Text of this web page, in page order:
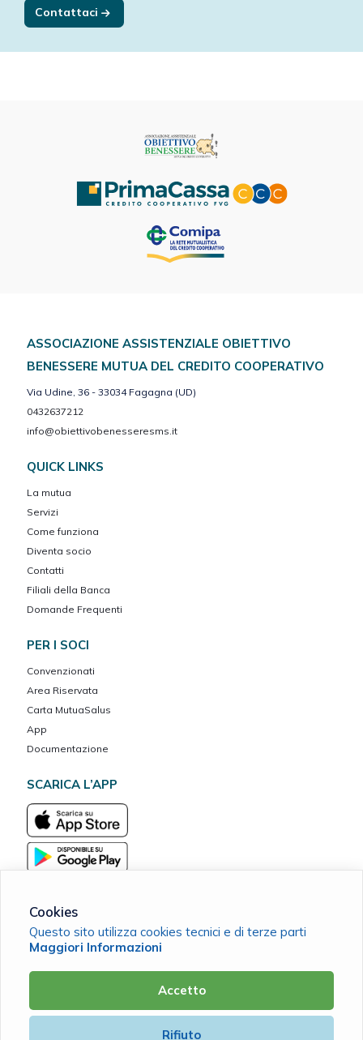
Contattaci
ASSOCIAZIONE ASSISTENZIALE OBIETTIVO
BENESSERE MUTUA DEL CREDITO COOPERATIVO
Via Udine, 36 - 33034 Fagagna (UD)
0432637212
info@obiettivobenesseresms.it
QUICK LINKS
La mutua
Servizi
Come funziona
Diventa socio
Contatti
Filiali della Banca
Domande Frequenti
PER I SOCI
Convenzionati
Area Riservata
Carta MutuaSalus
App
Documentazione
SCARICA L’APP
Associazione Assistenziale OBIETTIVO BENESSERE Mutua del
C.F. 94111810308 |Cookie Policy|Privacy Policy
Powered by
Cookies
Questo sito utilizza cookies tecnici e di terze parti
Maggiori Informazioni
Accetto
Rifiuto